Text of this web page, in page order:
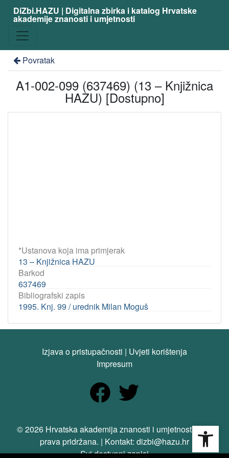
DiZbi.HAZU | Digitalna zbirka i katalog Hrvatske
akademije znanosti i umjetnosti
Povratak
A1-002-099 (637469) (13 – Knjižnica
HAZU) [Dostupno]
*Ustanova koja ima primjerak
13 – Knjižnica HAZU
Barkod
637469
Bibliografski zapis
1995. Knj. 99 / urednik Milan Moguš
Izjava o pristupačnosti | Uvjeti korištenja
Impresum
© 2026 Hrvatska akademija znanosti i umjetnosti. Sva
prava pridržana. | Kontakt: dizbi@hazu.hr
Svi dostupni zapisi